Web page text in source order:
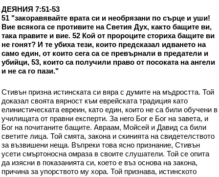
ДЕЯНИЯ 7:51-53
51 "закоравявайте врата си и необрязани по сърце и уши!
Вие всякога се противите на Светия Дух, както бащите ви,
така правите и вие. 52 Кой от пророците сториха бащите ви
не гонят? И те убиха тези, които предсказал идването на
само един, от които сега са се превърнали в предатели и
убийци, 53, които са получили право от посоката на ангели
и не са го пази."
Стивън призна истинската си вяра с думите на мъдростта. Той
доказал своята вярност към еврейската традиция като
елинистическата евреин, като един, които не са били обучени в
училищата от правни експерти. За него Бог е Бог на завета, и
Бог на почитаните бащите. Авраам, Мойсей и Давид са били
светите лица. Той смята, закона и скинията на свидетелството
за възвишени неща. Въпреки това ясно признание, Стивън
усети смъртоносна омраза в своите слушатели. Той се опита
да изясни в показанията си, което е въз основа на закона,
причина за упорството му хора. Той признава, истинското